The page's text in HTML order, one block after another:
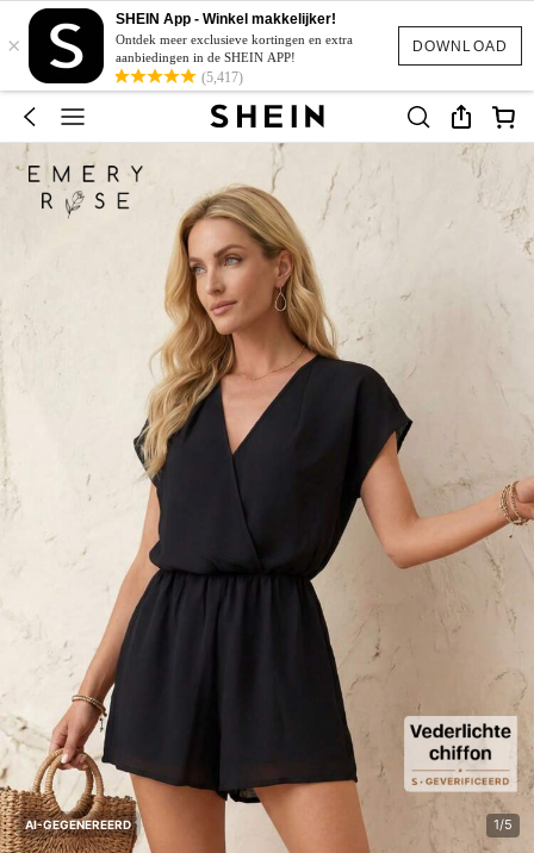
DOWNLOAD
×
SHEIN App - Winkel makkelijker!
Ontdek meer exclusieve kortingen en extra
aanbiedingen in de SHEIN APP!
(5,417)
AI-GEGENEREERD 1/5